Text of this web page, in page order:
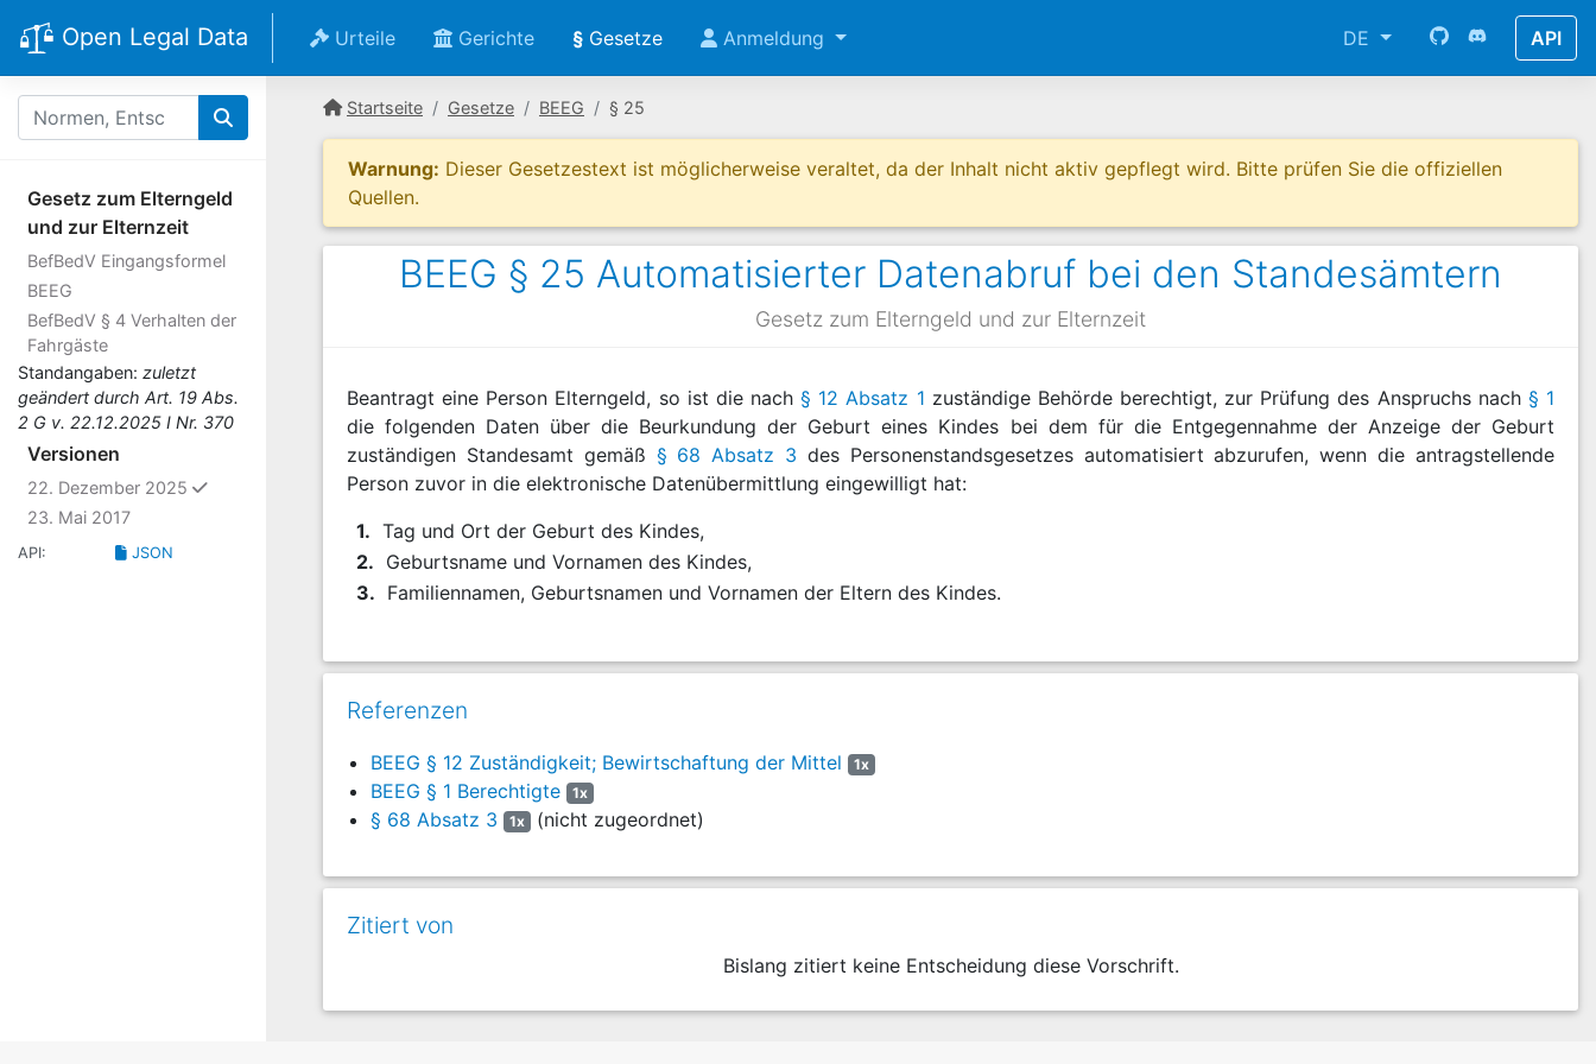
Open Legal Data Urteile Gerichte § Gesetze Anmeldung DE API
Gesetz zum Elterngeld
und zur Elternzeit
BefBedV Eingangsformel
BEEG
BefBedV § 4 Verhalten der
Fahrgäste
Standangaben: zuletzt
geändert durch Art. 19 Abs.
2 G v. 22.12.2025 I Nr. 370
Versionen
22. Dezember 2025
ausgewählt
23. Mai 2017
API: JSON
Startseite Gesetze BEEG § 25
Warnung: Dieser Gesetzestext ist möglicherweise veraltet, da der Inhalt nicht aktiv gepflegt wird. Bitte prüfen Sie die offiziellen
Quellen.
BEEG § 25 Automatisierter Datenabruf bei den Standesämtern
Gesetz zum Elterngeld und zur Elternzeit
Beantragt eine Person Elterngeld, so ist die nach§ 12 Absatz 1 zuständige Behörde berechtigt, zur Prüfung des Anspruchs nach § 1
die folgenden Daten über die Beurkundung der Geburt eines Kindes bei dem für die Entgegennahme der Anzeige der Geburt
zuständigen Standesamt gemäß § 68 Absatz 3 des Personenstandsgesetzes automatisiert abzurufen, wenn die antragstellende
Person zuvor in die elektronische Datenübermittlung eingewilligt hat:
1. Tag und Ort der Geburt des Kindes,
2. Geburtsname und Vornamen des Kindes,
3. Familiennamen, Geburtsnamen und Vornamen der Eltern des Kindes.
Referenzen
BEEG § 12 Zuständigkeit; Bewirtschaftung der Mittel 1x
BEEG § 1 Berechtigte 1x
§ 68 Absatz 3 1x (nicht zugeordnet)
Zitiert von
Bislang zitiert keine Entscheidung diese Vorschrift.